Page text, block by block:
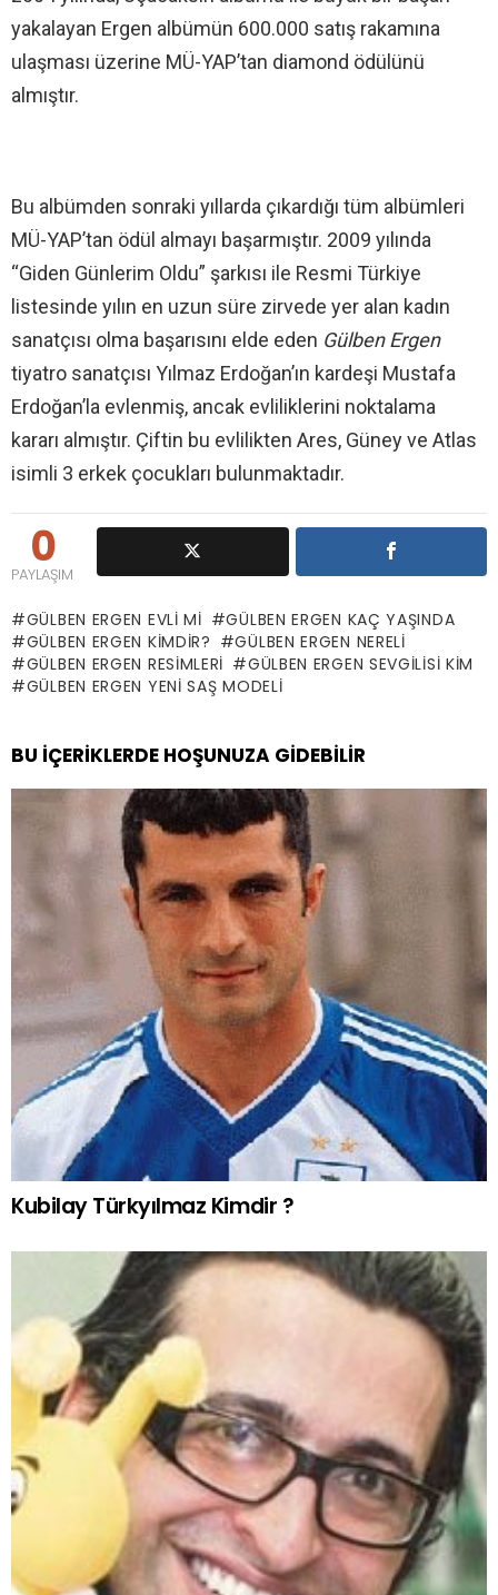
yakalayan Ergen albümün 600.000 satış rakamına
ulaşması üzerine MÜ-YAP’tan diamond ödülünü
almıştır.
Bu albümden sonraki yıllarda çıkardığı tüm albümleri
MÜ-YAP’tan ödül almayı başarmıştır. 2009 yılında
“Giden Günlerim Oldu” şarkısı ile Resmi Türkiye
listesinde yılın en uzun süre zirvede yer alan kadın
sanatçısı olma başarısını elde eden Gülben Ergen
tiyatro sanatçısı Yılmaz Erdoğan’ın kardeşi Mustafa
Erdoğan’la evlenmiş, ancak evliliklerini noktalama
kararı almıştır. Çiftin bu evlilikten Ares, Güney ve Atlas
isimli 3 erkek çocukları bulunmaktadır.
0
PAYLAŞIM
GÜLBEN ERGEN EVLI MI
GÜLBEN ERGEN KAÇ YAŞINDA
GÜLBEN ERGEN KIMDIR?
GÜLBEN ERGEN NERELI
GÜLBEN ERGEN RESIMLERI
GÜLBEN ERGEN SEVGILISI KIM
GÜLBEN ERGEN YENI SAŞ MODELI
BU İÇERIKLERDE HOŞUNUZA GIDEBILIR
Kubilay Türkyılmaz Kimdir ?